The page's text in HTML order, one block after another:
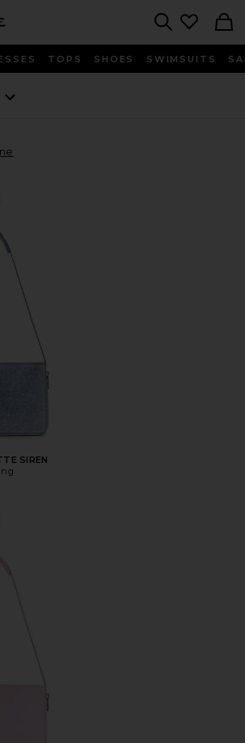
TOPS SHOES SWIMSUITS
СУМОЧКА- POCHETTE SIREN
SIREN
СУМОЧКА- POCHETTE SIREN